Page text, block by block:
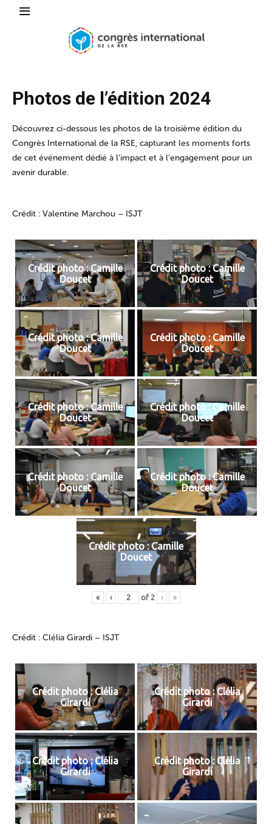
Photos de l’édition 2024
Découvrez ci-dessous les photos de la troisième édition du
Congrès International de la RSE, capturant les moments forts
de cet événement dédié à l’impact et à l’engagement pour un
avenir durable.
Crédit : Valentine Marchou – ISJT
Crédit photo : Camille
Doucet
Crédit photo : Camille
Doucet
Crédit photo : Camille
Doucet
Crédit photo : Camille
Doucet
Crédit photo : Camille
Doucet
Crédit photo : Camille
Doucet
Crédit photo : Camille
Doucet
Crédit photo : Camille
Doucet
Crédit photo : Camille
Doucet
« ‹ of 2 › »
Crédit : Clélia Girardi – ISJT
Crédit photo : Clélia
Girardi
Crédit photo : Clélia
Girardi
Crédit photo : Clélia
Girardi
Crédit photo : Clélia
Girardi